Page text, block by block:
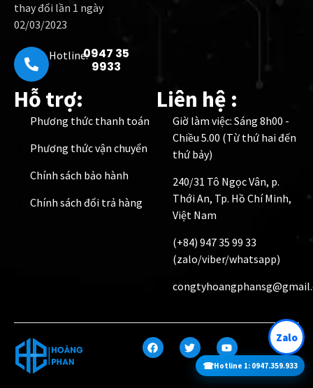
thay đổi lần 1 ngày
02/03/2023
Hotline:0947 35
9933
Hỗ trợ:
Phương thức thanh toán
Phương thức vận chuyển
Chính sách bảo hành
Chính sách đổi trả hàng
Liên hệ :
Giờ làm việc: Sáng 8h00 -
Chiều 5.00 (Từ thứ hai đến
thứ bảy)
240/31 Tô Ngọc Vân, p.
Thới An, Tp. Hồ Chí Minh,
Việt Nam
(+84) 947 35 99 33
(zalo/viber/whatsapp)
Zalo
☎Hotline 1: 0947.359.933